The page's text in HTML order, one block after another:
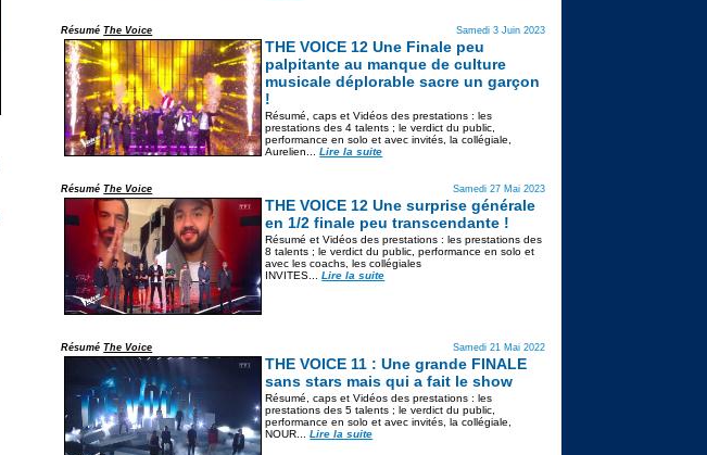
RésuméThe Voice Samedi 3 Juin 2023
THE VOICE 12 Une Finale peu
palpitante au manque de culture
musicale déplorable sacre un garçon
!
Résumé, caps et Vidéos des prestations : les
prestations des 4 talents ; le verdict du public,
performance en solo et avec invités, la collégiale,
Aurelien...Lire la suite
RésuméThe Voice Samedi 27 Mai 2023
THE VOICE 12 Une surprise générale
en 1/2 finale peu transcendante !
Résumé et Vidéos des prestations : les prestations des
8 talents ; le verdict du public, performance en solo et
avec les coachs, les collégiales
INVITES...Lire la suite
RésuméThe Voice Samedi 21 Mai 2022
THE VOICE 11 : Une grande FINALE
sans stars mais qui a fait le show
Résumé, caps et Vidéos des prestations : les
prestations des 5 talents ; le verdict du public,
performance en solo et avec invités, la collégiale,
NOUR...Lire la suite